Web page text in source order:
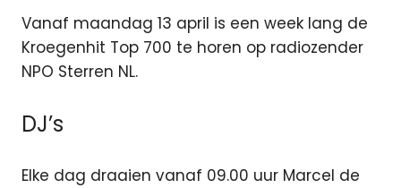
Vanaf maandag 13 april is een week lang de
Kroegenhit Top 700 te horen op radiozender
NPO Sterren NL.
DJ’s
Elke dag draaien vanaf 09.00 uur Marcel de